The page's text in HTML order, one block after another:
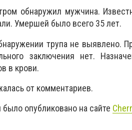
обнаружил мужчина.
Умершей было всего 35 лет.
трупа не выявлено.
заключения нет.
в крови.
от комментариев.
опубликовано на сайте